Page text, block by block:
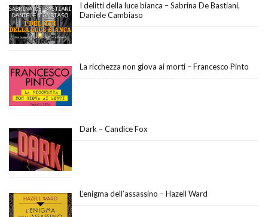
I delitti della luce bianca – Sabrina De Bastiani,
Daniele Cambiaso
La ricchezza non giova ai morti – Francesco Pinto
Dark – Candice Fox
L’enigma dell’assassino – Hazell Ward